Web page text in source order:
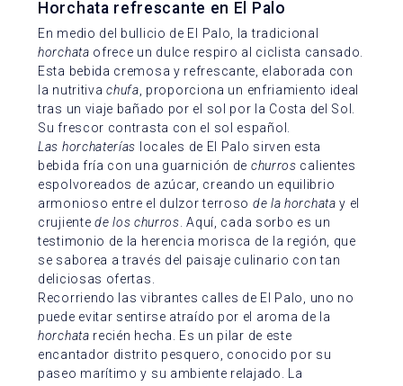
Horchata refrescante en El Palo
En medio del bullicio de El Palo, la tradicional
horchata ofrece un dulce respiro al ciclista cansado.
Esta bebida cremosa y refrescante, elaborada con
la nutritivachufa, proporciona un enfriamiento ideal
tras un viaje bañado por el sol por la Costa del Sol.
Su frescor contrasta con el sol español.
Las horchaterías locales de El Palo sirven esta
bebida fría con una guarnición de churros calientes
espolvoreados de azúcar, creando un equilibrio
armonioso entre el dulzor terroso de la horchata y el
crujientede los churros. Aquí, cada sorbo es un
testimonio de la herencia morisca de la región, que
se saborea a través del paisaje culinario con tan
deliciosas ofertas.
Recorriendo las vibrantes calles de El Palo, uno no
puede evitar sentirse atraído por el aroma de la
horchata recién hecha. Es un pilar de este
encantador distrito pesquero, conocido por su
paseo marítimo y su ambiente relajado. La